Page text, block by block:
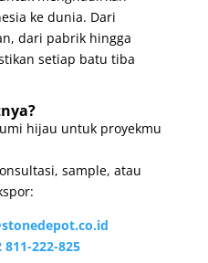
ke dunia. Dari
dari pabrik hingga
setiap batu tiba
hijau untuk proyekmu
sample, atau
811-222-825